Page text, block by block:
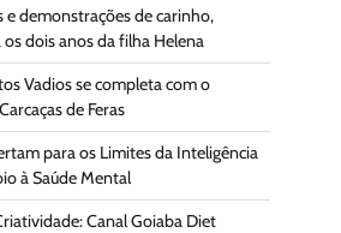
e demonstrações de carinho,
dois anos da filha Helena
Vadios se completa com o
de Feras
para os Limites da Inteligência
à Saúde Mental
Canal Goiaba Diet